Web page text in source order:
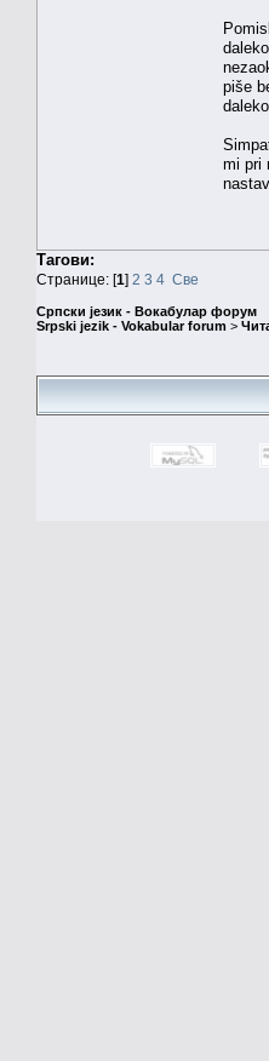
piše
mi pri
Тагови:
Странице: [1] 2 3 4 Све
Српски језик - Вокабулар форум
Srpski jezik - Vokabular forum >